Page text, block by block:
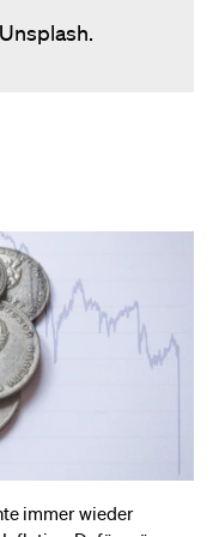
immer wieder